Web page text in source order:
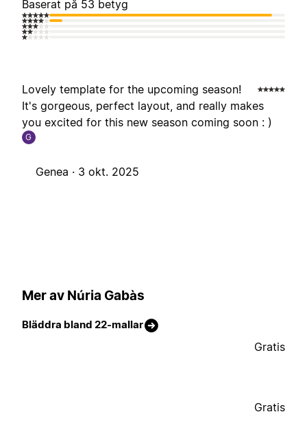
Baserat på 53 betyg
Lovely template for the upcoming season!
It's gorgeous, perfect layout, and really makes
you excited for this new season coming soon : )
G
Genea · 3 okt. 2025
Mer av Núria Gabàs
Bläddra bland 22-mallar
Gratis
Gratis